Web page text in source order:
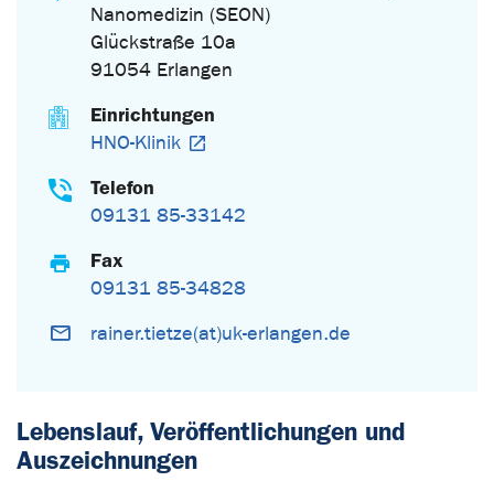
Nanomedizin (SEON)
Glückstraße 10a
91054 Erlangen
Einrichtungen
HNO-Klinik
Telefon
09131 85-33142
Fax
09131 85-34828
rainer.tietze(at)uk-erlangen.de
Lebenslauf, Veröffentlichungen und
Auszeichnungen